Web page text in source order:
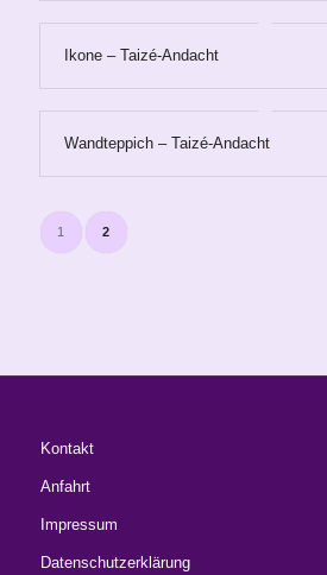
Ikone – Taizé-Andacht
Wandteppich – Taizé-Andacht
1 2
Kontakt
Anfahrt
Impressum
Datenschutzerklärung